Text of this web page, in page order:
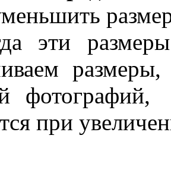
эти
фотографий,
при